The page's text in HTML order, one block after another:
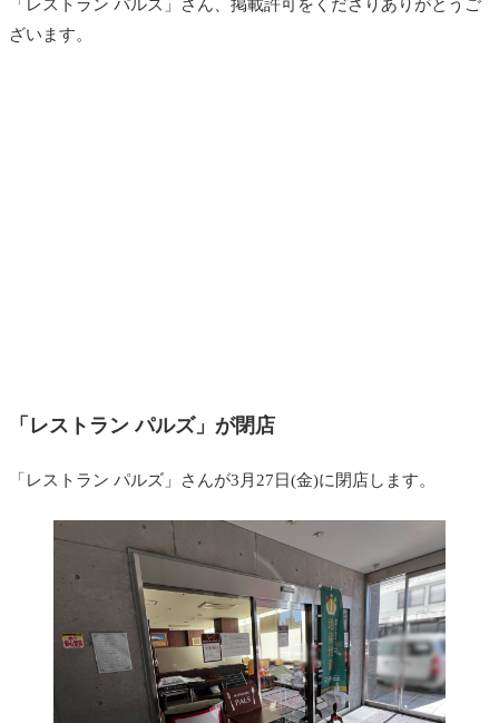
「レストラン パルズ」さん、掲載許可をくださりありがとうご
ざいます。
「レストラン パルズ」が閉店
「レストラン パルズ」さんが3月27日(金)に閉店します。